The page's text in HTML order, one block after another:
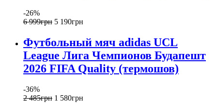
-26%
6 999грн 5 190грн
Футбольный мяч adidas UCL
League Лига Чемпионов Будапешт
2026 FIFA Quality (термошов)
-36%
2 485грн 1 580грн